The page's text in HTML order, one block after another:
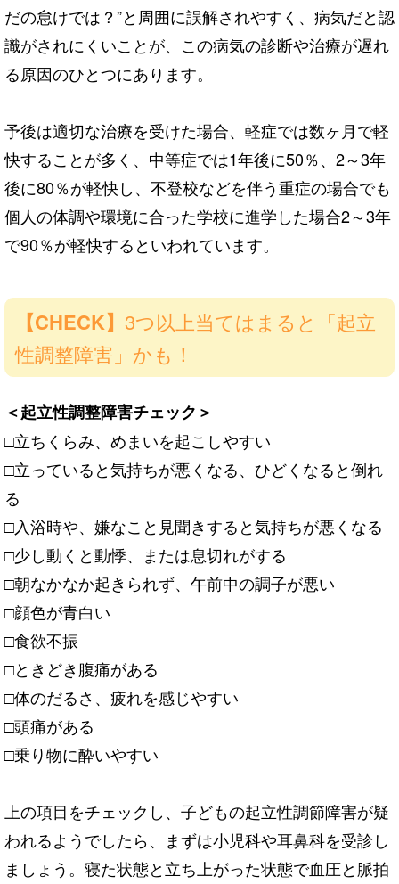
だの怠けでは？”と周囲に誤解されやすく、病気だと認
識がされにくいことが、この病気の診断や治療が遅れ
る原因のひとつにあります。
予後は適切な治療を受けた場合、軽症では数ヶ月で軽
快することが多く、中等症では1年後に50％、2～3年
後に80％が軽快し、不登校などを伴う重症の場合でも
個人の体調や環境に合った学校に進学した場合2～3年
で90％が軽快するといわれています。
【CHECK】 3つ以上当てはまると「起立
性調整障害」かも！
＜起立性調整障害チェック＞
□立ちくらみ、めまいを起こしやすい
□立っていると気持ちが悪くなる、ひどくなると倒れ
る
□入浴時や、嫌なこと見聞きすると気持ちが悪くなる
□少し動くと動悸、または息切れがする
□朝なかなか起きられず、午前中の調子が悪い
□顔色が青白い
□食欲不振
□ときどき腹痛がある
□体のだるさ、疲れを感じやすい
□頭痛がある
□乗り物に酔いやすい
上の項目をチェックし、子どもの起立性調節障害が疑
われるようでしたら、まずは小児科や耳鼻科を受診し
ましょう。寝た状態と立ち上がった状態で血圧と脈拍